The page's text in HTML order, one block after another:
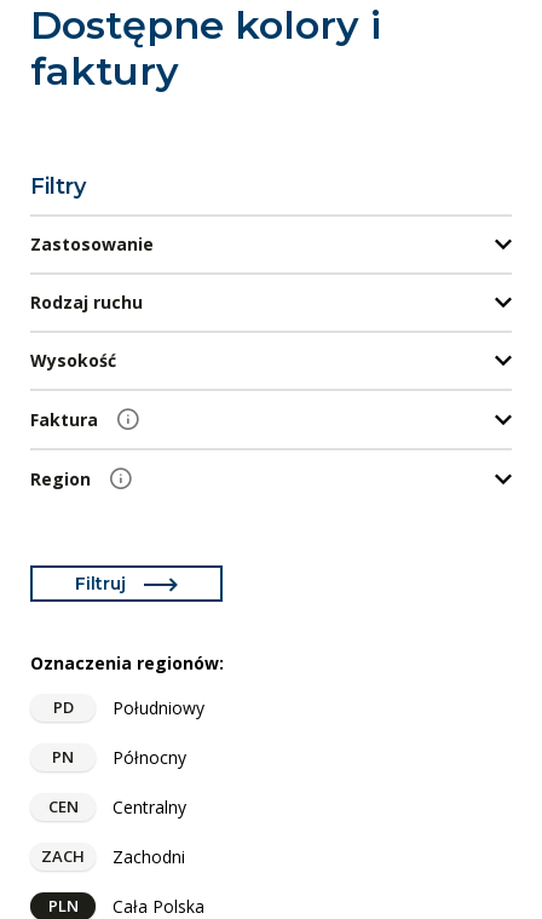
Dostępne kolory i
faktury
Filtry
Zastosowanie
Rodzaj ruchu
Wysokość
Faktura
Region
Filtruj
Oznaczenia regionów:
PD Południowy
PN Północny
CEN Centralny
ZACH Zachodni
PLN Cała Polska